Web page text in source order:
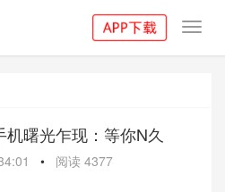
曙光乍现：等你N久
• 阅读 4377